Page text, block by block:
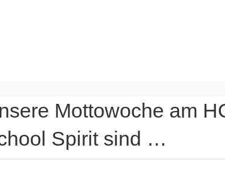
Mottowoche am
Spirit sind …